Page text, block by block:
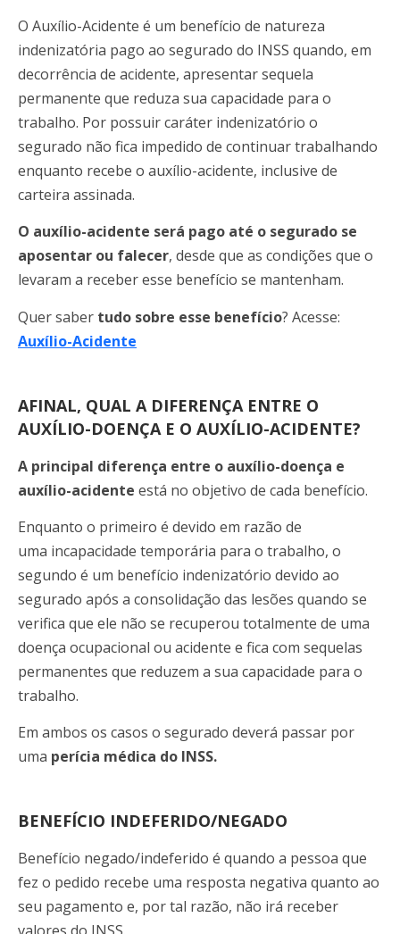
O Auxílio-Acidente é um benefício de natureza
indenizatória pago ao segurado do INSS quando, em
decorrência de acidente, apresentar sequela
permanente que reduza sua capacidade para o
trabalho. Por possuir caráter indenizatório o
segurado não fica impedido de continuar trabalhando
enquanto recebe o auxílio-acidente, inclusive de
carteira assinada.
O auxílio-acidente será pago até o segurado se
aposentar ou falecer, desde que as condições que o
levaram a receber esse benefício se mantenham.
Quer saber tudo sobre esse benefício? Acesse:
Auxílio-Acidente
AFINAL, QUAL A DIFERENÇA ENTRE O
AUXÍLIO-DOENÇA E O AUXÍLIO-ACIDENTE?
A principal diferença entre o auxílio-doença e
auxílio-acidente está no objetivo de cada benefício.
Enquanto o primeiro é devido em razão de
uma incapacidade temporária para o trabalho, o
segundo é um benefício indenizatório devido ao
segurado após a consolidação das lesões quando se
verifica que ele não se recuperou totalmente de uma
doença ocupacional ou acidente e fica com sequelas
permanentes que reduzem a sua capacidade para o
trabalho.
Em ambos os casos o segurado deverá passar por
uma perícia médica do INSS.
BENEFÍCIO INDEFERIDO/NEGADO
Benefício negado/indeferido é quando a pessoa que
fez o pedido recebe uma resposta negativa quanto ao
seu pagamento e, por tal razão, não irá receber